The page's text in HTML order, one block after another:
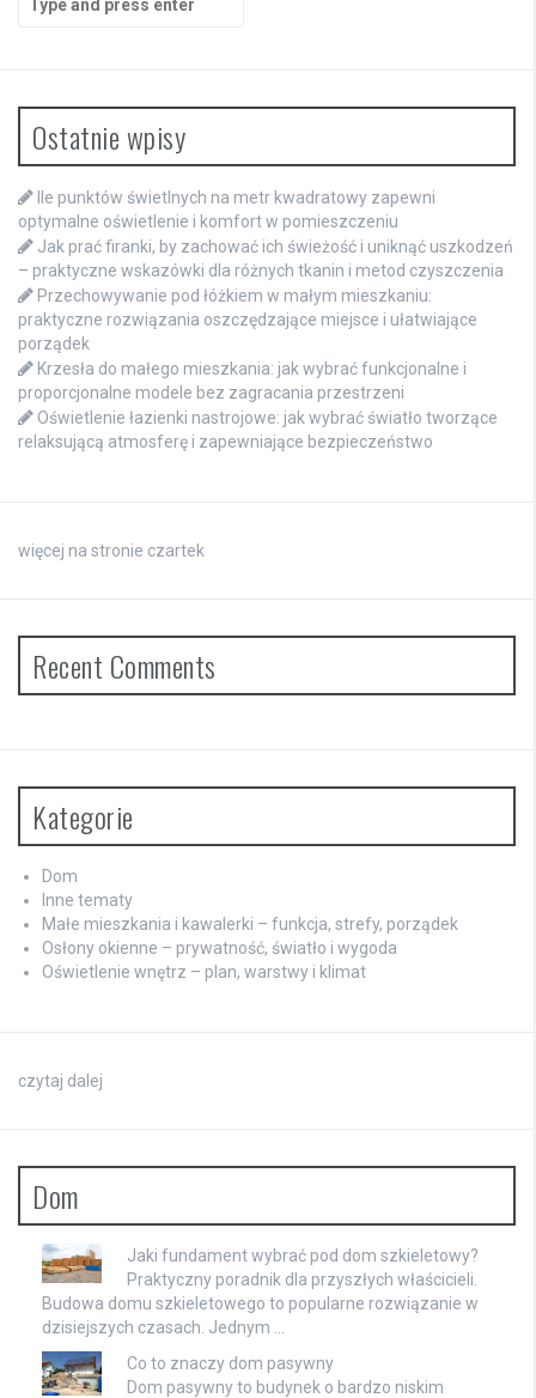
for:
Ostatnie wpisy
Ile punktów świetlnych na metr kwadratowy zapewni
optymalne oświetlenie i komfort w pomieszczeniu
Jak prać firanki, by zachować ich świeżość i uniknąć uszkodzeń
– praktyczne wskazówki dla różnych tkanin i metod czyszczenia
Przechowywanie pod łóżkiem w małym mieszkaniu:
praktyczne rozwiązania oszczędzające miejsce i ułatwiające
porządek
Krzesła do małego mieszkania: jak wybrać funkcjonalne i
proporcjonalne modele bez zagracania przestrzeni
Oświetlenie łazienki nastrojowe: jak wybrać światło tworzące
relaksującą atmosferę i zapewniające bezpieczeństwo
więcej na stronie czartek
Recent Comments
Kategorie
Dom
Inne tematy
Małe mieszkania i kawalerki – funkcja, strefy, porządek
Osłony okienne – prywatność, światło i wygoda
Oświetlenie wnętrz – plan, warstwy i klimat
czytaj dalej
Dom
Jaki fundament wybrać pod dom szkieletowy?
Praktyczny poradnik dla przyszłych właścicieli.
Budowa domu szkieletowego to popularne rozwiązanie w
dzisiejszych czasach. Jednym …
Co to znaczy dom pasywny
Dom pasywny to budynek o bardzo niskim